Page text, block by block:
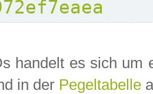
handelt es sich um
in der Pegeltabelle